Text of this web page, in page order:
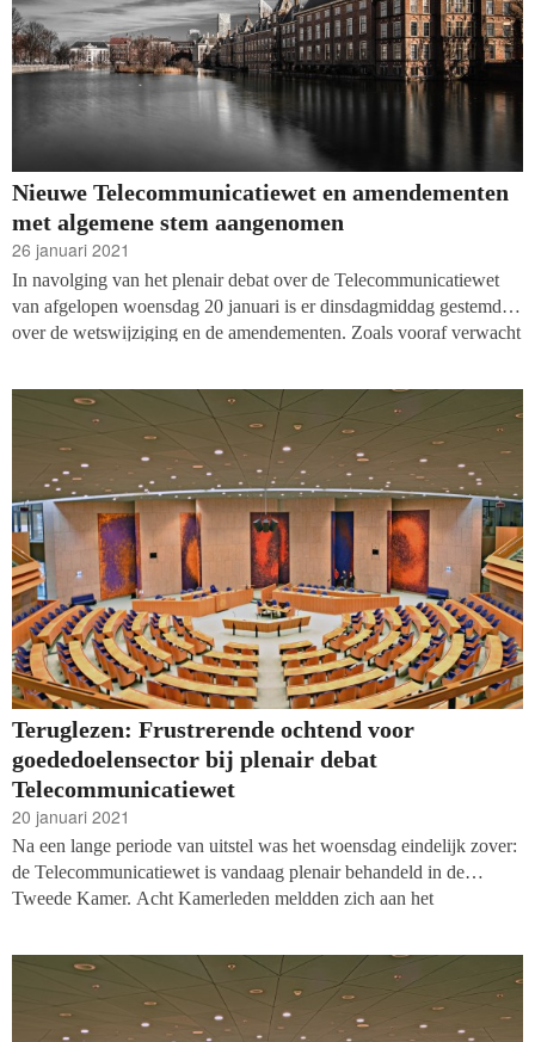
Nieuwe Telecommunicatiewet en amendementen
met algemene stem aangenomen
26 januari 2021
In navolging van het plenair debat over de Telecommunicatiewet
van afgelopen woensdag 20 januari is er dinsdagmiddag gestemd
over de wetswijziging en de amendementen. Zoals vooraf verwacht
betekent dat het plan van Mona Keijzer om een opt-in systeem te
introduceren voor telefonische communicatie uitgevoerd zal
worden. Dat maakt het voor goede doelen moeilijker om de
telefoon te gebruiken als wervingsmethode. De gehele Kamer
stemde ook voor het amendement Palland/Bromet over de
verruiming van het klantrelatiebegrip voor goede
doelenorganisaties.
Teruglezen: Frustrerende ochtend voor
goededoelensector bij plenair debat
Telecommunicatiewet
20 januari 2021
Na een lange periode van uitstel was het woensdag eindelijk zover:
de Telecommunicatiewet is vandaag plenair behandeld in de
Tweede Kamer. Acht Kamerleden meldden zich aan het
staatssecretaris van Economische Zaken en Klimaat
verantwoordelijk voor de wetswijziging. Lees hier het liveverslag
van webredacteur Marijn Thijs en expert telefonische
fondsenwerving Jeroen Hogenhout terug: